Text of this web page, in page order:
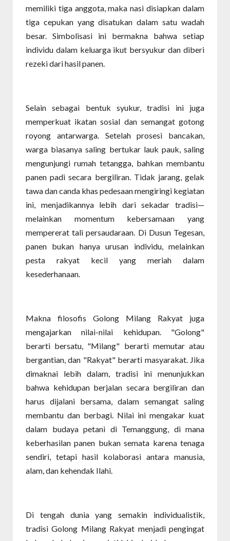
memiliki tiga anggota, maka nasi disiapkan dalam
tiga cepukan yang disatukan dalam satu wadah
besar. Simbolisasi ini bermakna bahwa setiap
individu dalam keluarga ikut bersyukur dan diberi
rezeki dari hasil panen.
Selain sebagai bentuk syukur, tradisi ini juga
memperkuat ikatan sosial dan semangat gotong
royong antarwarga. Setelah prosesi bancakan,
warga biasanya saling bertukar lauk pauk, saling
mengunjungi rumah tetangga, bahkan membantu
panen padi secara bergiliran. Tidak jarang, gelak
tawa dan canda khas pedesaan mengiringi kegiatan
ini, menjadikannya lebih dari sekadar tradisi—
melainkan momentum kebersamaan yang
mempererat tali persaudaraan. Di Dusun Tegesan,
panen bukan hanya urusan individu, melainkan
pesta rakyat kecil yang meriah dalam
kesederhanaan.
Makna filosofis Golong Milang Rakyat juga
mengajarkan nilai-nilai kehidupan. "Golong"
berarti bersatu, "Milang" berarti memutar atau
bergantian, dan "Rakyat" berarti masyarakat. Jika
dimaknai lebih dalam, tradisi ini menunjukkan
bahwa kehidupan berjalan secara bergiliran dan
harus dijalani bersama, dalam semangat saling
membantu dan berbagi. Nilai ini mengakar kuat
dalam budaya petani di Temanggung, di mana
keberhasilan panen bukan semata karena tenaga
sendiri, tetapi hasil kolaborasi antara manusia,
alam, dan kehendak Ilahi.
Di tengah dunia yang semakin individualistik,
tradisi Golong Milang Rakyat menjadi pengingat